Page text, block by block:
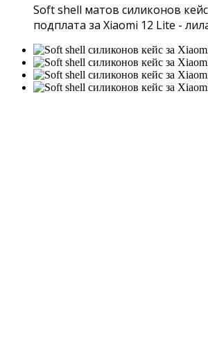
Soft shell матов силиконов
подплата за Xiaomi 12 Lite -